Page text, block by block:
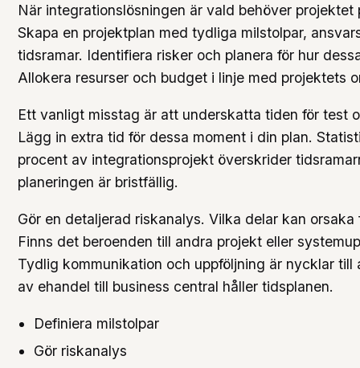
När integrationslösningen är vald behöver projektet
Skapa en projektplan med tydliga milstolpar,
tidsramar. Identifiera risker och planera för hur
Allokera resurser och budget i linje med projektets
Ett vanligt misstag är att underskatta tiden för test
Lägg in extra tid för dessa moment i din plan.
procent av integrationsprojekt överskrider
planeringen är bristfällig.
Gör en detaljerad riskanalys. Vilka delar kan orsaka
Finns det beroenden till andra projekt eller
Tydlig kommunikation och uppföljning är nycklar till
av ehandel till business central håller tidsplanen.
Definiera milstolpar
Gör riskanalys